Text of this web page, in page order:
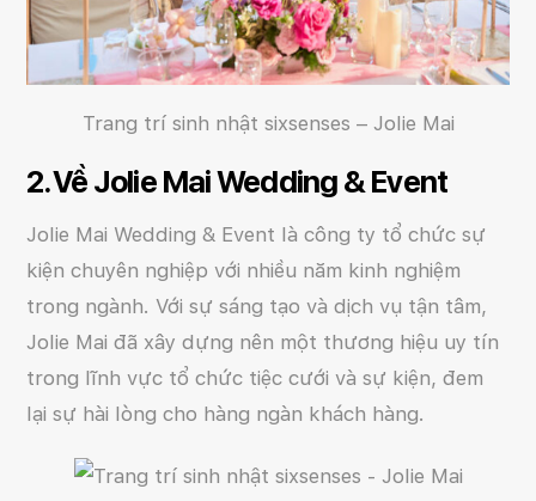
Trang trí sinh nhật sixsenses – Jolie Mai
2. Về Jolie Mai Wedding & Event
Jolie Mai Wedding & Event là công ty tổ chức sự
kiện chuyên nghiệp với nhiều năm kinh nghiệm
trong ngành. Với sự sáng tạo và dịch vụ tận tâm,
Jolie Mai đã xây dựng nên một thương hiệu uy tín
trong lĩnh vực tổ chức tiệc cưới và sự kiện, đem
lại sự hài lòng cho hàng ngàn khách hàng.